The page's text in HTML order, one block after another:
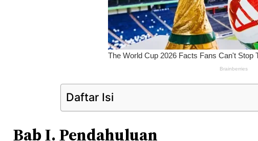
Daftar Isi
Bab I. Pendahuluan